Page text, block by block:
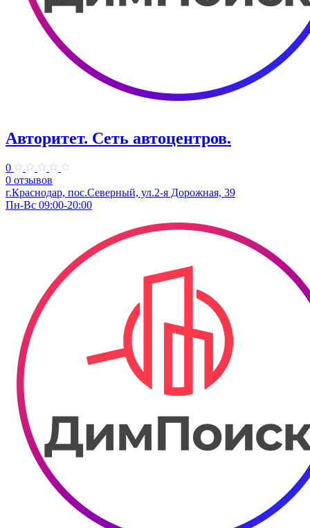
Авторитет. ​Сеть автоцентров.
0
0 отзывов
г.Краснодар, пос.Северный, ул.2-я ​Дорожная, 39​
Пн-Вс 09:00-20:00